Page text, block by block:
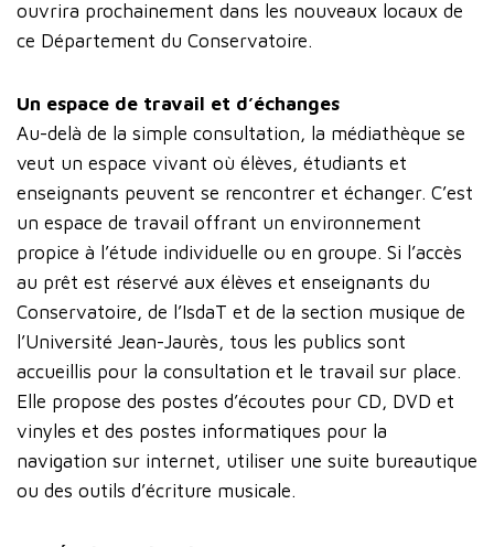
ouvrira prochainement dans les nouveaux locaux de
ce Département du Conservatoire.
Un espace de travail et d’échanges
Au-delà de la simple consultation, la médiathèque se
veut un espace vivant où élèves, étudiants et
enseignants peuvent se rencontrer et échanger. C’est
un espace de travail offrant un environnement
propice à l’étude individuelle ou en groupe. Si l’accès
au prêt est réservé aux élèves et enseignants du
Conservatoire, de l’IsdaT et de la section musique de
l’Université Jean-Jaurès, tous les publics sont
accueillis pour la consultation et le travail sur place.
Elle propose des postes d’écoutes pour CD, DVD et
vinyles et des postes informatiques pour la
navigation sur internet, utiliser une suite bureautique
ou des outils d’écriture musicale.